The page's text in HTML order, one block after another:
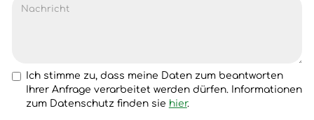
Ich stimme zu, dass meine Daten zum beantworten
Ihrer Anfrage verarbeitet werden dürfen. Informationen
zum Datenschutz finden sie hier.